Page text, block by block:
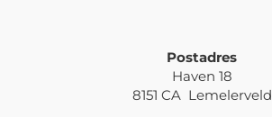
Postadres
Haven 18
8151 CA Lemelerveld